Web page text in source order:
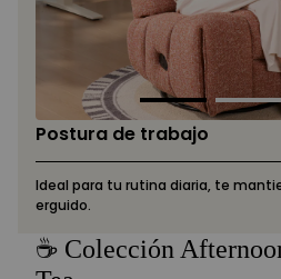
Postura de trabajo
Ideal para tu rutina diaria, te
erguido.
☕ Colección